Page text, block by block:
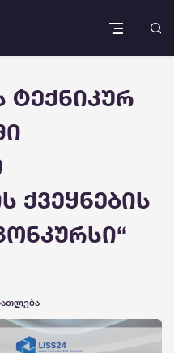
ქვეყნების